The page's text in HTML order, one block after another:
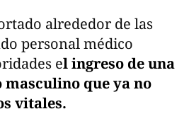
alrededor de las
personal médico
el ingreso de una
masculino que ya no
vitales.